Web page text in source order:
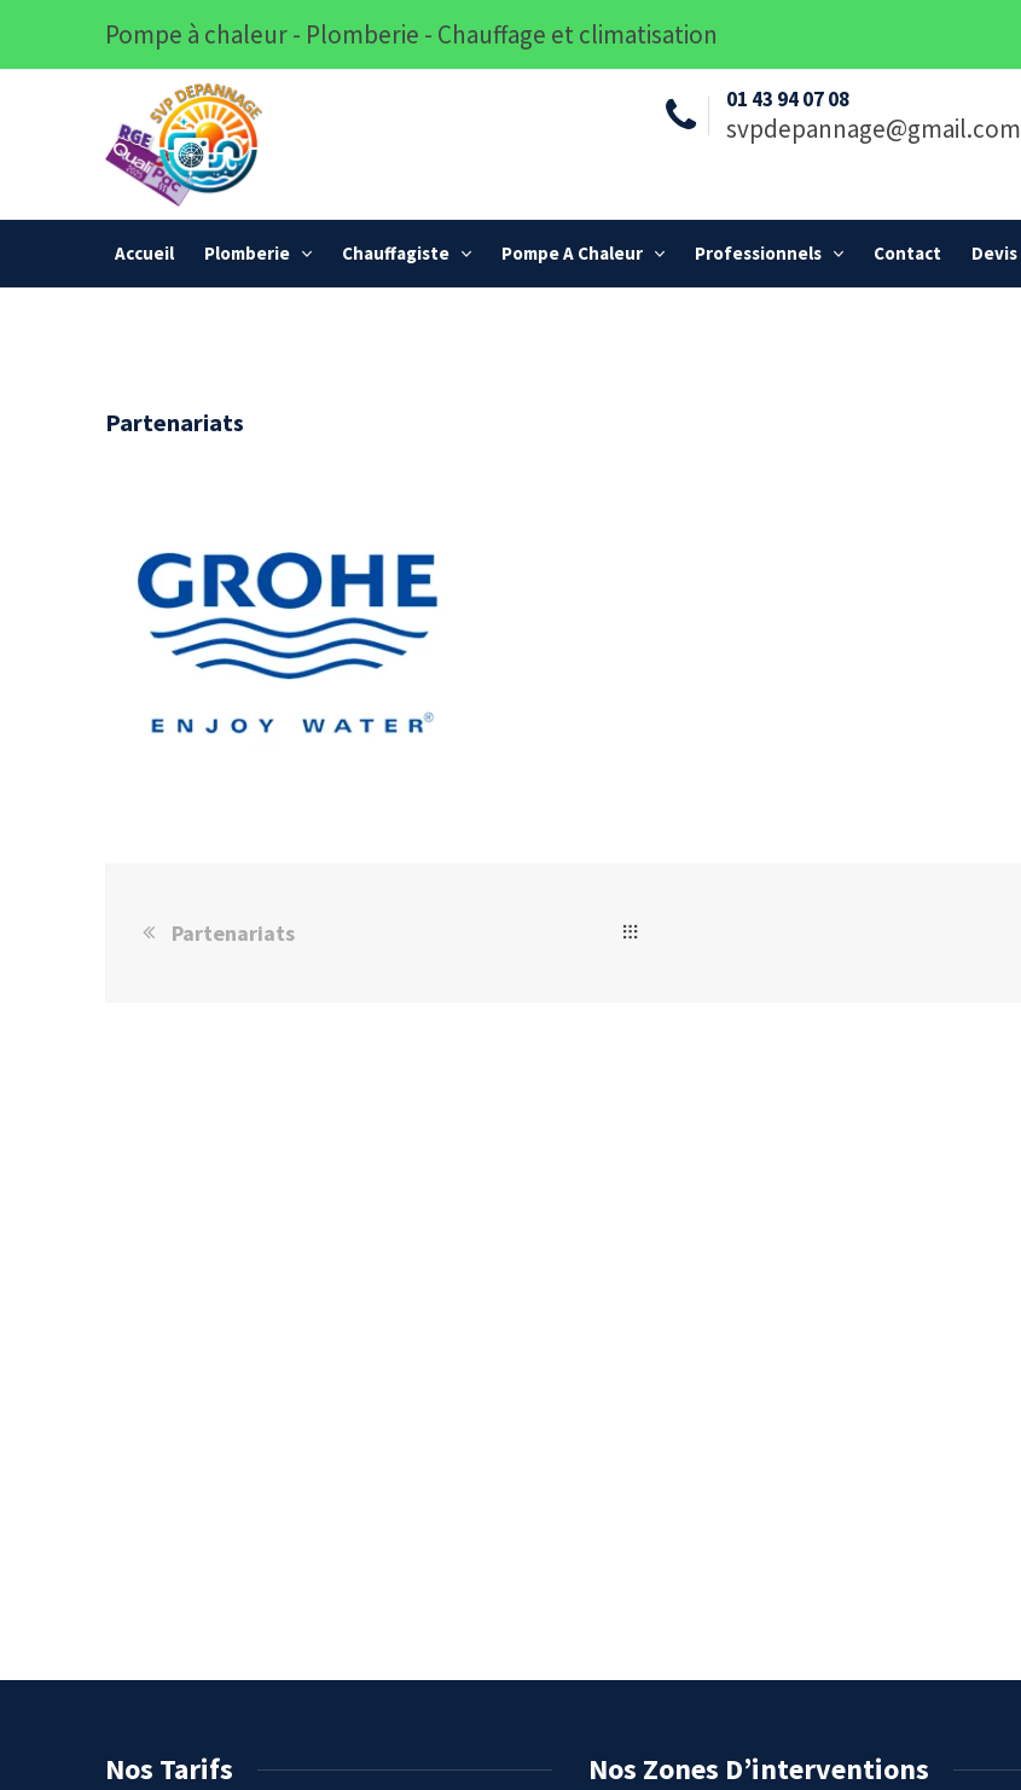
Pompe à chaleur - Plomberie - Chauffage et climatisation
01 43 94 07 08
svpdepannage@gmail.com
Accueil Plomberie Chauffagiste Pompe A Chaleur Professionnels Contact Devis
Partenariats
Partenariats
Nos Tarifs Nos Zones D’interventions